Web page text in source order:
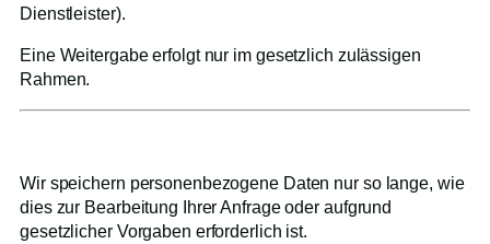
Dienstleister).
Eine Weitergabe erfolgt nur im gesetzlich zulässigen
Rahmen.
Wir speichern personenbezogene Daten nur so lange, wie
dies zur Bearbeitung Ihrer Anfrage oder aufgrund
gesetzlicher Vorgaben erforderlich ist.